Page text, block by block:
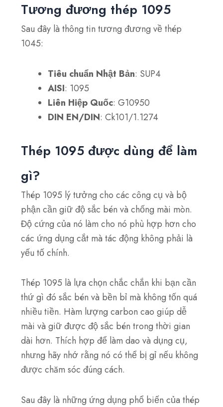
Tương đương thép 1095
Sau đây là thông tin tương đương về thép
1045:
Tiêu chuẩn Nhật Bản: SUP4
AISI: 1095
Liên Hiệp Quốc: G10950
DIN EN/DIN: Ck101/1.1274
Thép 1095 được dùng để làm
gì?
Thép 1095 lý tưởng cho các công cụ và bộ
phận cần giữ độ sắc bén và chống mài mòn.
Độ cứng của nó làm cho nó phù hợp hơn cho
các ứng dụng cắt mà tác động không phải là
yếu tố chính.
Thép 1095 là lựa chọn chắc chắn khi bạn cần
thứ gì đó sắc bén và bền bỉ mà không tốn quá
nhiều tiền. Hàm lượng carbon cao giúp dễ
mài và giữ được độ sắc bén trong thời gian
dài hơn. Thích hợp để làm dao và dụng cụ,
nhưng hãy nhớ rằng nó có thể bị gỉ nếu không
được chăm sóc đúng cách.
Sau đây là những ứng dụng phổ biến của thép